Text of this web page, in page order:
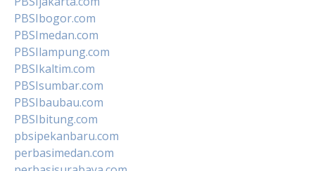
PBSIbogor.com
PBSImedan.com
PBSIlampung.com
PBSIkaltim.com
PBSIsumbar.com
PBSIbaubau.com
PBSIbitung.com
pbsipekanbaru.com
perbasimedan.com